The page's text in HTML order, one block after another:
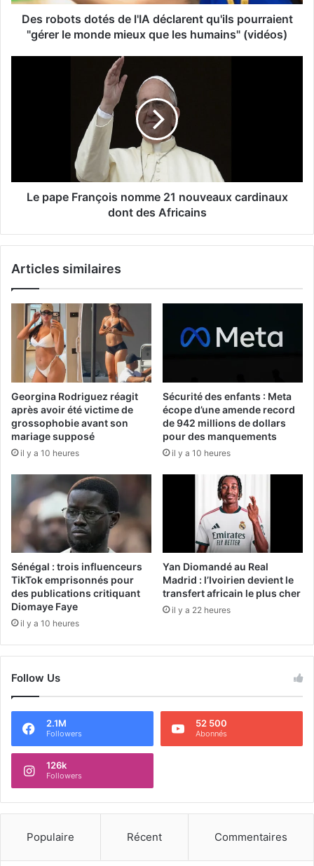
Des robots dotés de l'IA déclarent qu'ils pourraient
"gérer le monde mieux que les humains" (vidéos)
Le pape François nomme 21 nouveaux cardinaux
dont des Africains
Articles similaires
Georgina Rodriguez réagit
après avoir été victime de
grossophobie avant son
mariage supposé
il y a 10 heures
Sécurité des enfants : Meta
écope d’une amende record
de 942 millions de dollars
pour des manquements
il y a 10 heures
Sénégal : trois influenceurs
TikTok emprisonnés pour
des publications critiquant
Diomaye Faye
il y a 10 heures
Yan Diomandé au Real
Madrid : l’Ivoirien devient le
transfert africain le plus cher
il y a 22 heures
Follow Us
2.1M
Followers
52 500
Abonnés
126k
Followers
Populaire Récent Commentaires